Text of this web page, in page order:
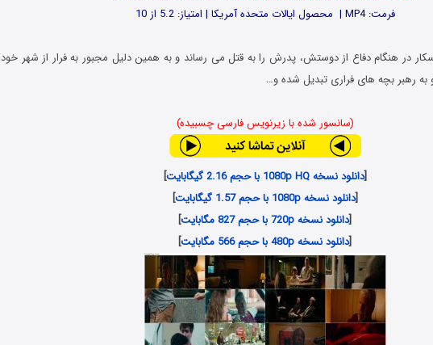
فرمت: MP4 | محصول ایالات متحده آمریکا | امتیاز: 5.2 از 10
در هنگام دفاع از دوستش، پدرش را به قتل می رساند و به همین دلیل مجبور به فرار از شهر خود
(سانسور شده با زیرنویس فارسی چسبیده)
[دانلود نسخه 1080p HQ با حجم 2.16 گیگابایت
]
[دانلود نسخه 1080p با حجم 1.57 گیگابایت
]
[دانلود نسخه 720p با حجم 827 مگابایت
]
[دانلود نسخه 480p با حجم 566 مگابایت ]